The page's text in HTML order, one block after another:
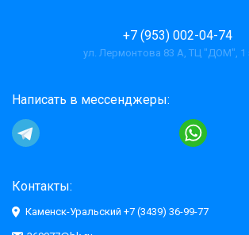
+7 (953) 002-04-74
ул. Лермонтова 83 А, ТЦ "ДОМ", 1
Написать в мессенджеры:
Контакты:
Каменск-Уральский +7 (3439) 36-99-77